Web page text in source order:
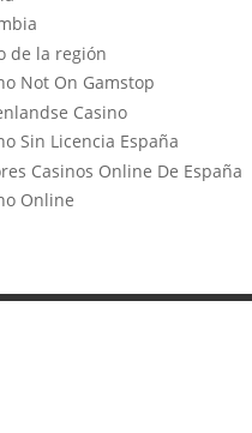
de la región
Not On Gamstop
Casino
Sin Licencia España
Casinos Online De España
Online